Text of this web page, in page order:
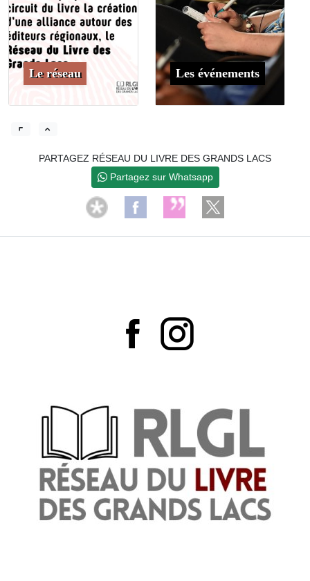
Le réseau Les événements
PARTAGEZ RÉSEAU DU LIVRE DES GRANDS LACS
Partagez sur Whatsapp